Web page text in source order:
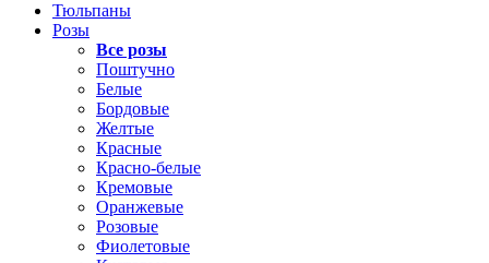
Тюльпаны
Розы
Все розы
Поштучно
Белые
Бордовые
Желтые
Красные
Красно-белые
Кремовые
Оранжевые
Розовые
Фиолетовые